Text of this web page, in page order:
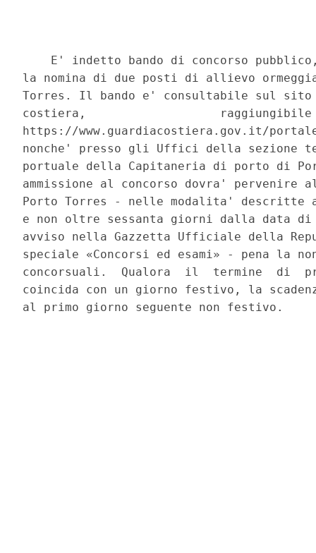
E' indetto bando di concorso
la nomina di due posti di allievo
Torres. Il bando e' consultabile sul
costiera,
https://www.guardiacostiera.gov.it/
nonche' presso gli Uffici della sezione
portuale della Capitaneria di porto di
ammissione al concorso dovra'
Porto Torres - nelle modalita'
e non oltre sessanta giorni dalla data di
avviso nella Gazzetta Ufficiale della
speciale «Concorsi ed esami» - pena la
concorsuali.  Qualora  il  termine  di
coincida con un giorno festivo, la
al primo giorno seguente non festivo.